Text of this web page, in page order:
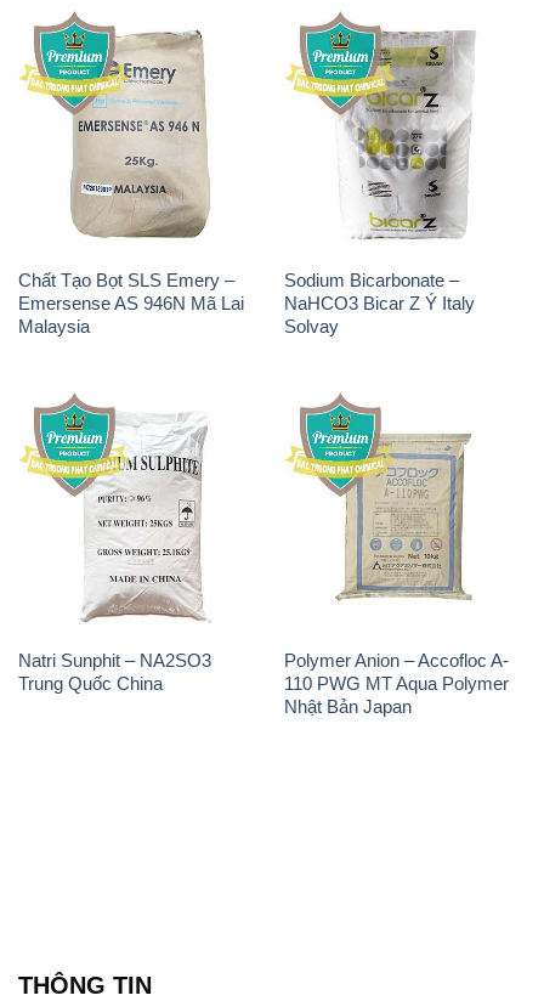
Chất Tạo Bọt SLS Emery –
Emersense AS 946N Mã Lai
Malaysia
Sodium Bicarbonate –
NaHCO3 Bicar Z Ý Italy
Natri Sunphit – NA2SO3
Trung Quốc China
Polymer Anion – Accofloc A-
110 PWG MT Aqua Polymer
Nhật Bản Japan
Chính sách và quy định chung